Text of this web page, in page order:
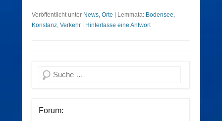
Veröffentlicht unter News Orte | Lemmata: Bodensee
Konstanz Verkehr | Hinterlasse eine Antwort
Suchen
Forum: